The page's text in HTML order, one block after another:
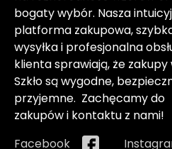
bogaty wybór. Nasza
platforma zakupowa,
wysyłka i profesjonalna
klienta sprawiają, że zakupy
Szkło są wygodne,
przyjemne. Zachęcamy do
zakupów i kontaktu z nami!
Facebook